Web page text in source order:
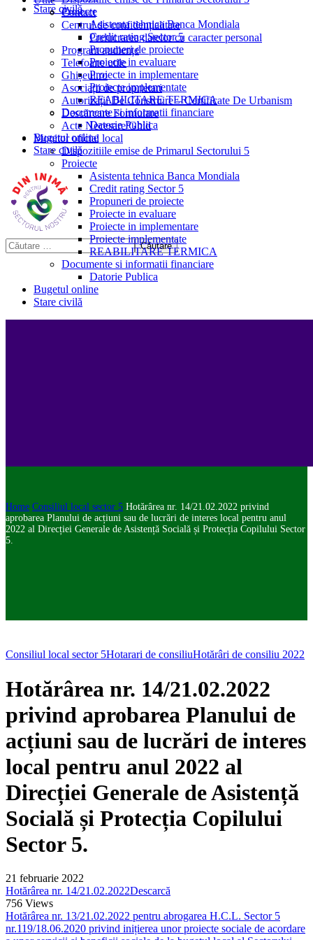
Stare civilă
Proiecte
Asistenta tehnica Banca Mondiala
Credit rating Sector 5
Propuneri de proiecte
Proiecte in evaluare
Proiecte in implementare
Proiecte implementate
REABILITARE TERMICA
Documente si informatii financiare
Datorie Publica
Bugetul online
Stare civilă
Contact
Centrul de confidențialitate
Prelucrarea datelor cu caracter personal
Program audiențe
Telefoane utile
Ghișeul.ro
Asociații de proprietari
Autorizații De Construire – Certificate De Urbanism
Descărcare Formulare
Acte Necesare/Ghid
Monitor oficial local
Dispozitiile emise de Primarul Sectorului 5
Proiecte
Asistenta tehnica Banca Mondiala
Credit rating Sector 5
Propuneri de proiecte
Proiecte in evaluare
Proiecte in implementare
Proiecte implementate
REABILITARE TERMICA
Documente si informatii financiare
Datorie Publica
Bugetul online
Stare civilă
Home Consiliul local sector 5 Hotărârea nr. 14/21.02.2022 privind
aprobarea Planului de acțiuni sau de lucrări de interes local pentru anul
2022 al Direcției Generale de Asistență Socială și Protecția Copilului Sector
5.
Consiliul local sector 5Hotarari de consiliuHotărâri de consiliu 2022
Hotărârea nr. 14/21.02.2022
privind aprobarea Planului de
acțiuni sau de lucrări de interes
local pentru anul 2022 al
Direcției Generale de Asistență
Socială și Protecția Copilului
Sector 5.
21 februarie 2022
Hotărârea nr. 14/21.02.2022Descarcă
756 Views
Hotărârea nr. 13/21.02.2022 pentru abrogarea H.C.L. Sector 5
nr.119/18.06.2020 privind inițierea unor proiecte sociale de acordare